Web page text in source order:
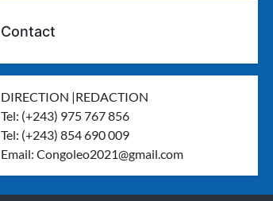
Contact
DIRECTION |REDACTION
Tel: (+243) 975 767 856
Tel: (+243) 854 690 009
Email:Congoleo2021@gmail.com